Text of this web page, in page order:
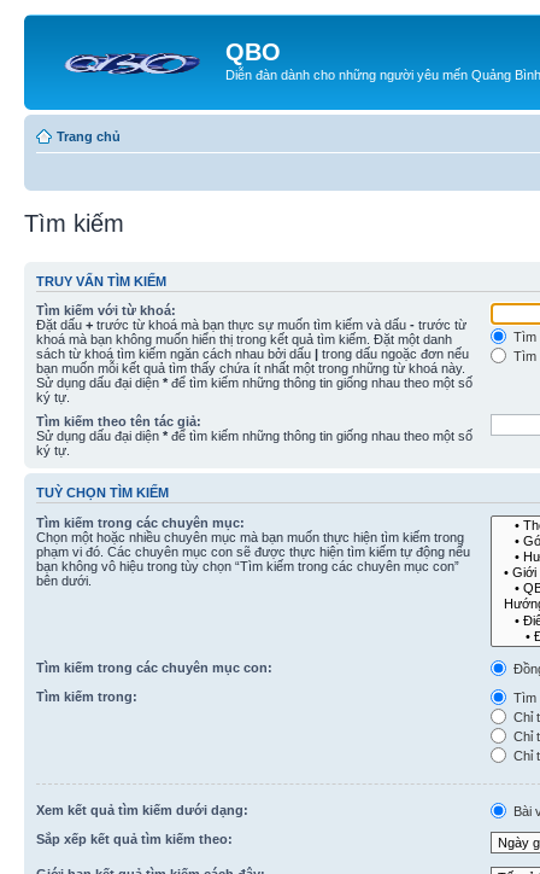
QBO
Diễn đàn dành cho những người yêu mến Quảng Bình
Trang chủ
Tìm kiếm
TRUY VẤN TÌM KIẾM
Tìm kiếm với từ khoá:
Đặt dấu + trước từ khoá mà bạn thực sự muốn tìm kiếm và dấu - trước từ
khoá mà bạn không muốn hiển thị trong kết quả tìm kiếm. Đặt một danh
sách từ khoá tìm kiếm ngăn cách nhau bởi dấu | trong dấu ngoặc đơn nếu
bạn muốn mỗi kết quả tìm thấy chứa ít nhất một trong những từ khoá này.
Sử dụng dấu đại diện * để tìm kiếm những thông tin giống nhau theo một số
ký tự.
Tìm
Tìm
Tìm kiếm theo tên tác giả:
Sử dụng dấu đại diện * để tìm kiếm những thông tin giống nhau theo một số
ký tự.
TUỲ CHỌN TÌM KIẾM
Tìm kiếm trong các chuyên mục:
Chọn một hoặc nhiều chuyên mục mà bạn muốn thực hiện tìm kiếm trong
phạm vi đó. Các chuyên mục con sẽ được thực hiện tìm kiếm tự động nếu
bạn không vô hiệu trong tùy chọn “Tìm kiếm trong các chuyên mục con”
bên dưới.
Tìm kiếm trong các chuyên mục con:
Tìm kiếm trong:
Tìm
Chỉ
Chỉ
Chỉ
Xem kết quả tìm kiếm dưới dạng:
Bài
Sắp xếp kết quả tìm kiếm theo: